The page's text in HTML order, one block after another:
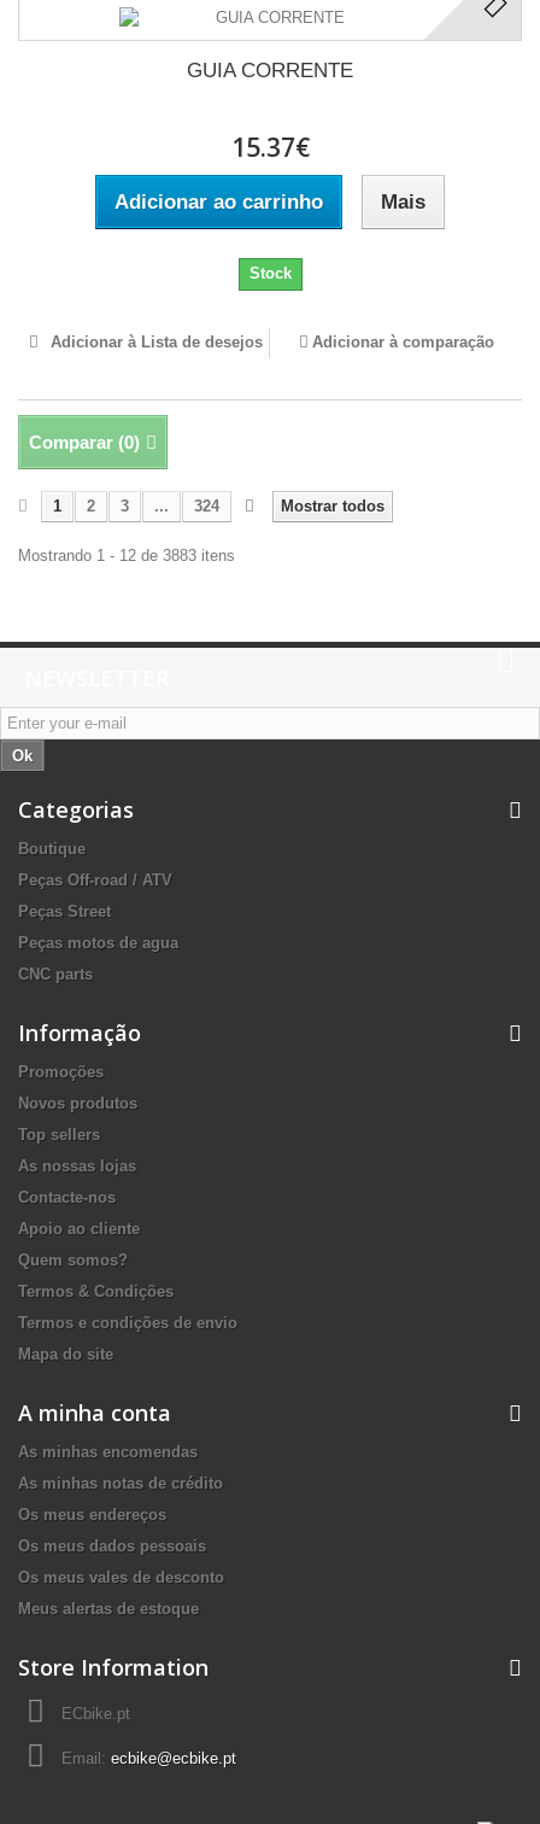
GUIA CORRENTE
15.37€
Adicionar ao carrinho Mais
Stock
Adicionar à Lista de desejos Adicionar à comparação
Comparar (0)
Mostrar todos
1 2 3 ... 324
Mostrando 1 - 12 de 3883 itens
Ok
Categorias
Boutique
Peças Off-road / ATV
Peças Street
Peças motos de agua
CNC parts
Informação
Promoções
Novos produtos
Top sellers
As nossas lojas
Contacte-nos
Apoio ao cliente
Quem somos?
Termos & Condições
Termos e condições de envio
Mapa do site
A minha conta
As minhas encomendas
As minhas notas de crédito
Os meus endereços
Os meus dados pessoais
Os meus vales de desconto
Meus alertas de estoque
Store Information
ECbike.pt
Email: ecbike@ecbike.pt